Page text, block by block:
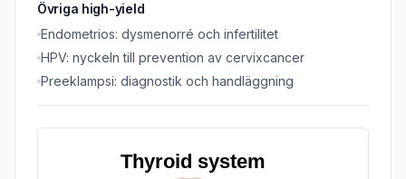
Övriga high-yield
Endometrios: dysmenorré och infertilitet
HPV: nyckeln till prevention av cervixcancer
Preeklampsi: diagnostik och handläggning